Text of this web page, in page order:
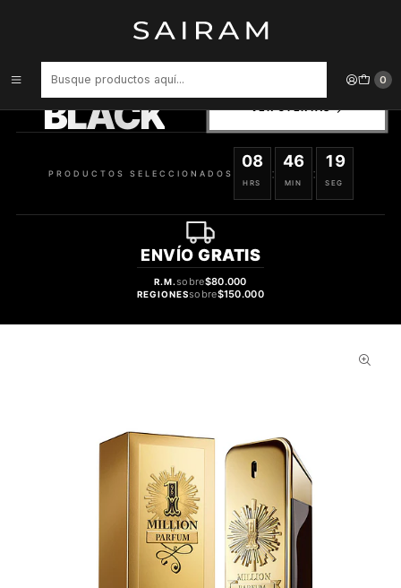
0
Perfume One Million Parfum Varon 100 ml
BLACK
SELECCIONADOS
PRODUCTOS SELECCIONADOS
08
HRS
:
46
MIN
:
19
SEG
ENVÍO GRATIS
R.M.sobre$80.000
REGIONESsobre$150.000